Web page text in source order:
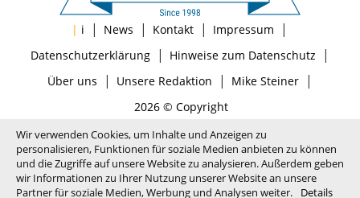
| i | News | Kontakt | Impressum |
Datenschutzerklärung| Hinweise zum Datenschutz |
Über uns | Unsere Redaktion | Mike Steiner|
2026 © Copyright
Wir verwenden Cookies, um Inhalte und Anzeigen zu
personalisieren, Funktionen für soziale Medien anbieten zu können
und die Zugriffe auf unsere Website zu analysieren. Außerdem geben
wir Informationen zu Ihrer Nutzung unserer Website an unsere
Partner für soziale Medien, Werbung und Analysen weiter.
Details